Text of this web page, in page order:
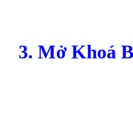
3. Mở Khoá